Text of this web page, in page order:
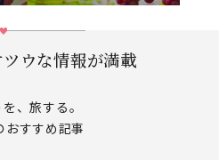
ウな情報が満載
、旅する。
おすすめ記事